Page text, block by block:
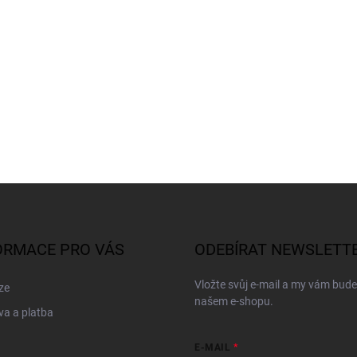
PRO VÁS
a platba
ODEBÍRAT
Vložte svůj e-mail a my vám
našem e-shopu.
E-MAIL